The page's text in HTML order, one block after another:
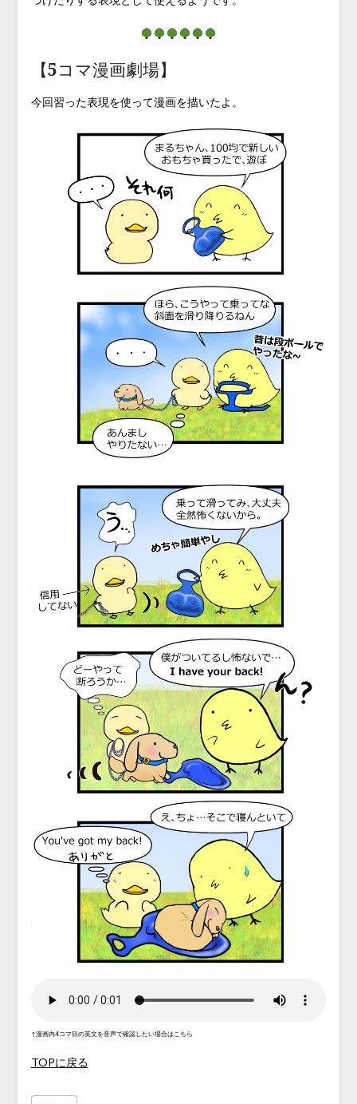
【5コマ漫画劇場】
今回習った表現を使って漫画を描いたよ。
↑漫画内4コマ目の英文を音声で確認したい場合はこちら
TOPに戻る